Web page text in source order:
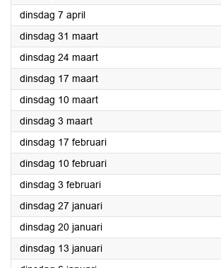
dinsdag 7 april2026
dinsdag 31 maart2026
dinsdag 24 maart2026
dinsdag 17 maart2026
dinsdag 10 maart2026
dinsdag 3 maart2026
dinsdag 17 februari2026
dinsdag 10 februari2026
dinsdag 3 februari2026
dinsdag 27 januari2026
dinsdag 20 januari2026
dinsdag 13 januari2026